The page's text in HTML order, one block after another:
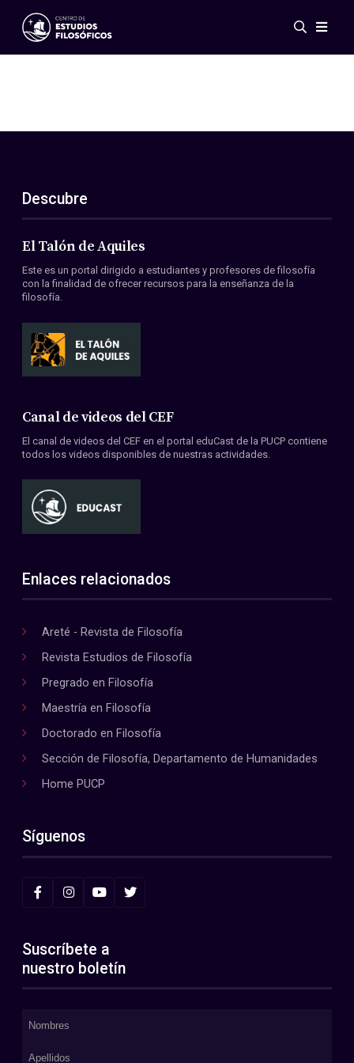
Eventos
ES
EN
Acerca de nosotros
Miembros
Convenios
Descubre
El Talón de Aquiles
Este es un portal dirigido a estudiantes y profesores de filosofía
con la finalidad de ofrecer recursos para la enseñanza de la
filosofía.
Canal de videos del CEF
El canal de videos del CEF en el portal eduCast de la PUCP contiene
todos los videos disponibles de nuestras actividades.
Enlaces relacionados
Areté - Revista de Filosofía
Revista Estudios de Filosofía
Pregrado en Filosofía
Maestría en Filosofía
Doctorado en Filosofía
Sección de Filosofía, Departamento de Humanidades
Home PUCP
Síguenos
Suscríbete a
nuestro boletín